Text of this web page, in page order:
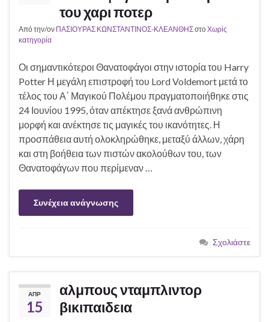
του χαρι ποτερ
Από την/ον ΠΑΣΙΟΥΡΑΣ ΚΩΝΣΤΑΝΤΙΝΟΣ-ΚΛΕΑΝΘΗΣστοΧωρίς
κατηγορία
Οι σημαντικότεροι Θανατοφάγοι στην ιστορία του Harry
Potter Η μεγάλη επιστροφή του Lord Voldemort μετά το
τέλος του Α΄ Μαγικού Πολέμου πραγματοποιήθηκε στις
24 Ιουνίου 1995, όταν απέκτησε ξανά ανθρώπινη
μορφή και ανέκτησε τις μαγικές του ικανότητες. Η
προσπάθεια αυτή ολοκληρώθηκε, μεταξύ άλλων, χάρη
και στη βοήθεια των πιστών ακολούθων του, των
Θανατοφάγων που περίμεναν …
Συνέχεια ανάγνωσης
Σχολιάστε
ΑΠΡ
15
αλμπους νταμπλιντορ
βικιπαιδεια